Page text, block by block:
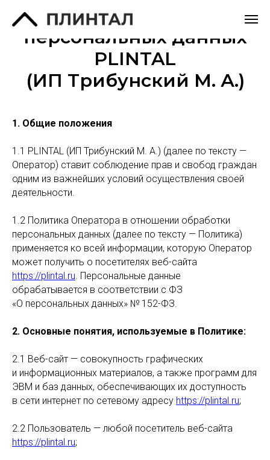
Политика обработки
персональных данных
PLINTAL
(ИП Трибунский М. А.)
1. Общие положения
1.1 PLINTAL (ИП Трибунский М. А.) (далее по тексту —
Оператор) ставит соблюдение прав и свобод граждан
одним из важнейших условий осуществления своей
деятельности.
1.2 Политика Оператора в отношении обработки
персональных данных (далее по тексту — Политика)
применяется ко всей информации, которую Оператор
может получить о посетителях веб-сайта
https://plintal.ru. Персональные данные
обрабатывается в соответствии с ФЗ
«О персональных данных» № 152-ФЗ.
2. Основные понятия, используемые в Политике:
2.1 Веб-сайт — совокупность графических
и информационных материалов, а также программ для
ЭВМ и баз данных, обеспечивающих их доступность
в сети интернет по сетевому адресу https://plintal.ru;
2.2 Пользователь — любой посетитель веб-сайта
https://plintal.ru;